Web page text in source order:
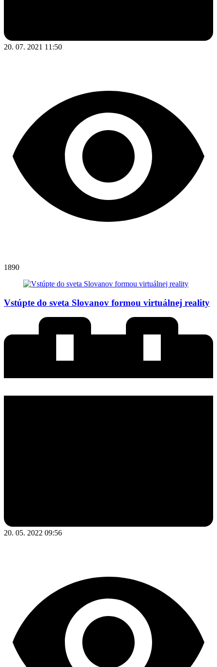
20. 07. 2021 11:50
1890
Vstúpte do sveta Slovanov formou virtuálnej reality
20. 05. 2022 09:56